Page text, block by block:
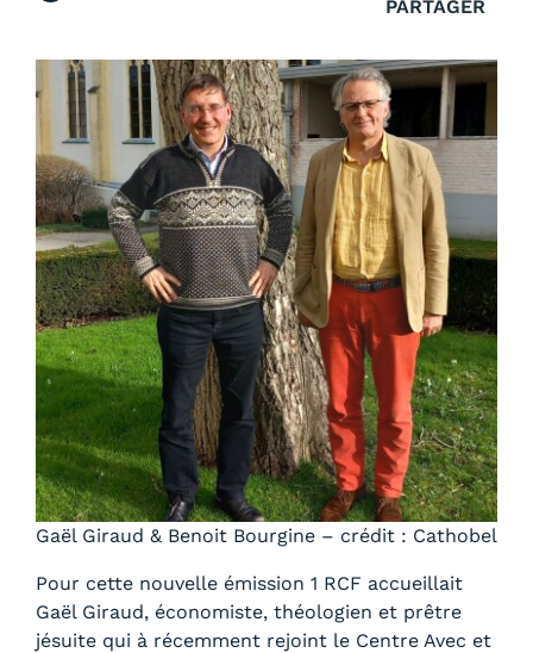
PARTAGER
Gaël Giraud & Benoit Bourgine – crédit : Cathobel
Pour cette nouvelle émission 1 RCF accueillait
Gaël Giraud, économiste, théologien et prêtre
jésuite qui à récemment rejoint le Centre Avec et